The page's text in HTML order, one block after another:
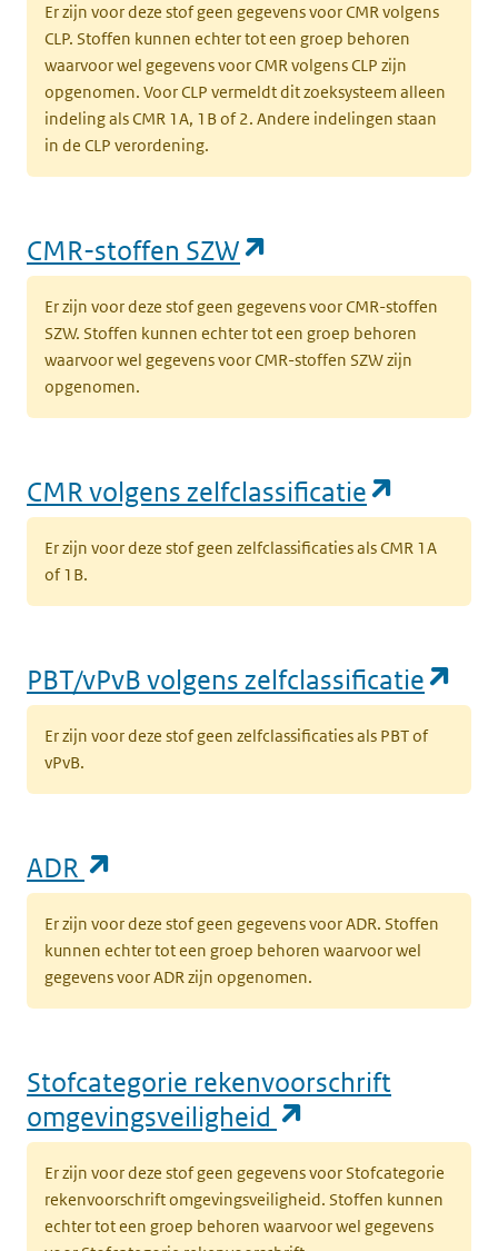
Er zijn voor deze stof geen gegevens voor CMR volgens
CLP. Stoffen kunnen echter tot een groep behoren
waarvoor wel gegevens voor CMR volgens CLP zijn
opgenomen. Voor CLP vermeldt dit zoeksysteem alleen
indeling als CMR 1A, 1B of 2. Andere indelingen staan
in de CLP verordening.
CMR-stoffen SZW
Er zijn voor deze stof geen gegevens voor CMR-stoffen
SZW. Stoffen kunnen echter tot een groep behoren
waarvoor wel gegevens voor CMR-stoffen SZW zijn
opgenomen.
CMR volgens zelfclassificatie
Er zijn voor deze stof geen zelfclassificaties als CMR 1A
of 1B.
PBT/vPvB volgens zelfclassificatie
Er zijn voor deze stof geen zelfclassificaties als PBT of
vPvB.
ADR
Er zijn voor deze stof geen gegevens voor ADR. Stoffen
kunnen echter tot een groep behoren waarvoor wel
gegevens voor ADR zijn opgenomen.
Stofcategorie rekenvoorschrift
omgevingsveiligheid
Er zijn voor deze stof geen gegevens voor Stofcategorie
rekenvoorschrift omgevingsveiligheid. Stoffen kunnen
echter tot een groep behoren waarvoor wel gegevens